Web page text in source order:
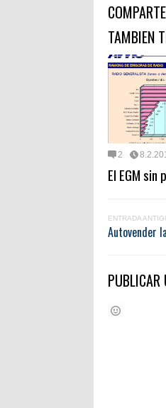
TAMBIEN
2
El EGM sin
ENTRADA
Autovender
PUBLICAR